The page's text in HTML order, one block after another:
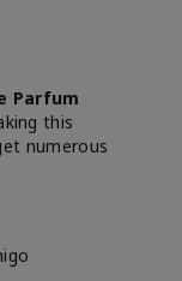
Parfum
this
numerous